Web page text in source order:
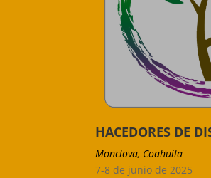
HACEDORES DE
Monclova, Coahuila
7-8 de junio de 2025